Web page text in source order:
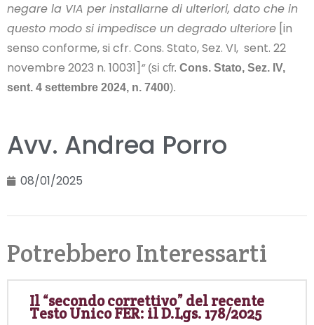
negare la VIA per installarne di ulteriori, dato che in
questo modo si impedisce un degrado ulteriore [in
senso conforme, si cfr. Cons. Stato, Sez. VI, sent. 22
novembre 2023 n. 10031] “(si cfr. Cons. Stato, Sez. IV,
sent. 4 settembre 2024, n. 7400).
Avv. Andrea Porro
08/01/2025
Potrebbero Interessarti
Il “secondo correttivo” del recente
Testo Unico FER: il D.Lgs. 178/2025